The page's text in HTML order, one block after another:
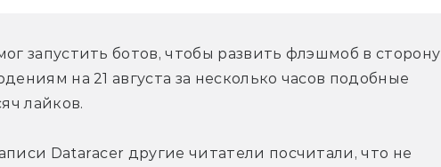
запустить ботов, чтобы развить флэшмоб в сторону
на 21 августа за несколько часов подобные
лайков.
Dataracer другие читатели посчитали, что не